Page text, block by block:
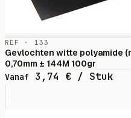
RÉF · 133
Gevlochten witte polyamide
0,70mm ± 144M 100gr
Vanaf
3,74 € / Stuk